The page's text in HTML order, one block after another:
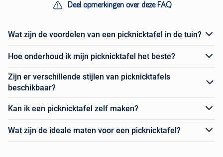
Deel opmerkingen over deze FAQ
Wat zijn de voordelen van een picknicktafel in de tuin?
Hoe onderhoud ik mijn picknicktafel het beste?
Zijn er verschillende stijlen van picknicktafels
beschikbaar?
Kan ik een picknicktafel zelf maken?
Wat zijn de ideale maten voor een picknicktafel?